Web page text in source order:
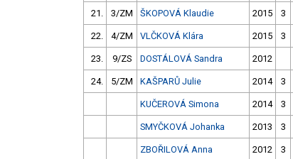
21. 3/ZM ŠKOPOVÁ Klaudie 2015 3
22. 4/ZM VLČKOVÁ Klára 2015 3
23. 9/ZS DOSTÁLOVÁ Sandra 2012
24. 5/ZM KAŠPARŮ Julie 2014 3
KUČEROVÁ Simona 2014 3
SMYČKOVÁ Johanka 2013 3
ZBOŘILOVÁ Anna 2012 3